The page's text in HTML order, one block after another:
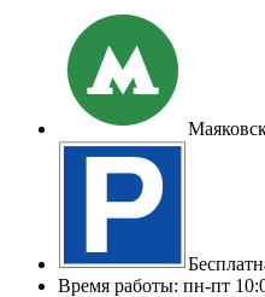
Время работы: пн-пт